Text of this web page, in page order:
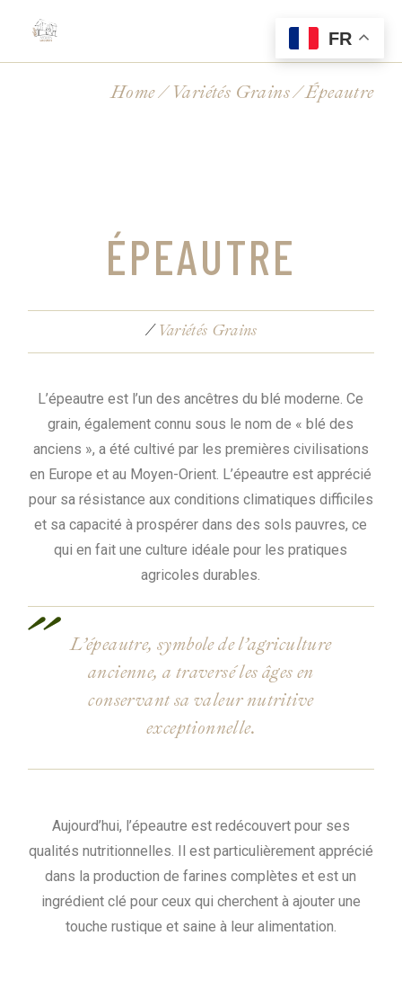
Home Variétés Grains Épeautre
ÉPEAUTRE
Variétés Grains
L’épeautre est l’un des ancêtres du blé moderne. Ce
grain, également connu sous le nom de « blé des
anciens », a été cultivé par les premières civilisations
en Europe et au Moyen-Orient. L’épeautre est apprécié
pour sa résistance aux conditions climatiques difficiles
et sa capacité à prospérer dans des sols pauvres, ce
qui en fait une culture idéale pour les pratiques
agricoles durables.
L’épeautre, symbole de l’agriculture
ancienne, a traversé les âges en
conservant sa valeur nutritive
exceptionnelle.
Aujourd’hui, l’épeautre est redécouvert pour ses
qualités nutritionnelles. Il est particulièrement apprécié
dans la production de farines complètes et est un
ingrédient clé pour ceux qui cherchent à ajouter une
touche rustique et saine à leur alimentation.
FR